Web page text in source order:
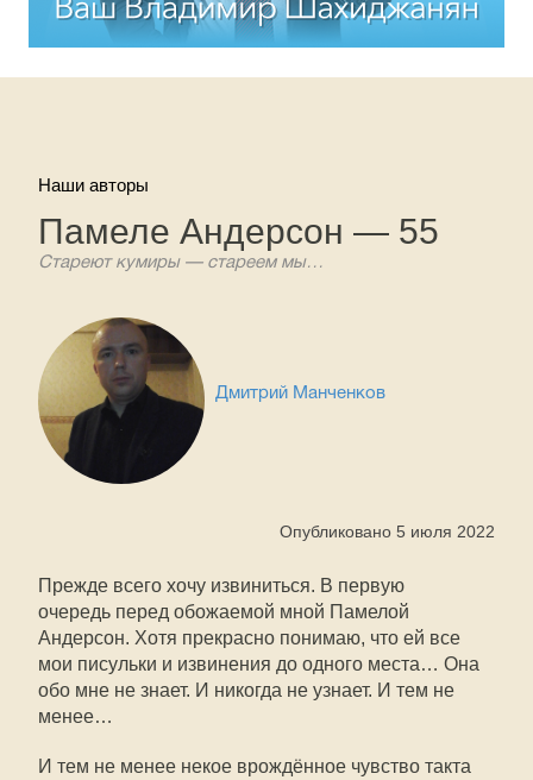
Наши авторы
Памеле Андерсон — 55
Стареют кумиры — стареем мы…
Дмитрий Манченков
Опубликовано 5 июля 2022
Прежде всего хочу извиниться. В первую
очередь перед обожаемой мной Памелой
Андерсон. Хотя прекрасно понимаю, что ей все
мои писульки и извинения до одного места… Она
обо мне не знает. И никогда не узнает. И тем не
менее…
И тем не менее некое врождённое чувство такта